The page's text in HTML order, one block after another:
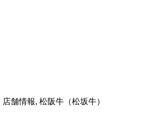
店舗情報, 松阪牛（松坂牛）